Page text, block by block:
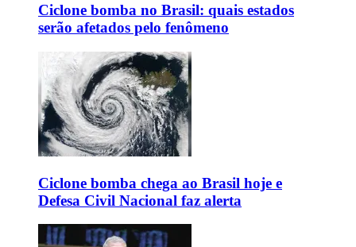
Ciclone bomba no Brasil: quais estados
serão afetados pelo fenômeno
Ciclone bomba chega ao Brasil hoje e
Defesa Civil Nacional faz alerta